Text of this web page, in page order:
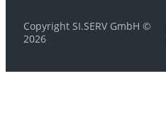
Copyright SI.SERV GmbH ©
2026